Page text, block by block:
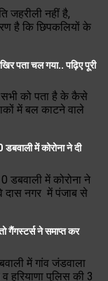
जहरीली नहीं है,
है कि छिपकलियों के
पता चल गया.. पढ़िए पूरी
को पता है के कैसे
में बल काटने वाले
में कोरोना ने दी
डबवाली में कोरोना ने
दास नगर में पंजाब से
गैंगस्टर्स ने समाप्त कर
में गांव जंडवाला
हरियाणा पुलिस की 3